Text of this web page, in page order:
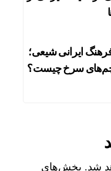
ایرانی شیعی؛
سرخ چیست؟
شد. بخش‌های